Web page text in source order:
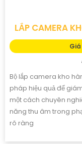
LẮP CAMERA
Giá
Bộ lắp camera kho
pháp hiệu quả để
một cách chuyên
năng thu âm trong
rõ ràng